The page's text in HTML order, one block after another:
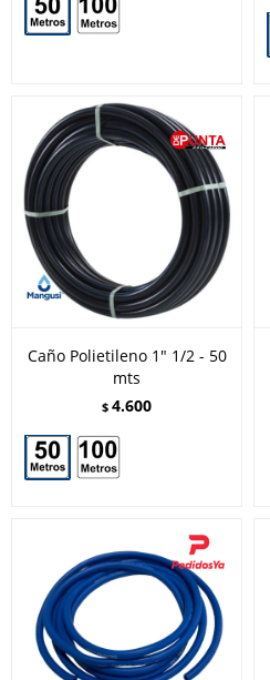
Caño Polietileno 1" 1/2 - 50
mts
$ 4.600